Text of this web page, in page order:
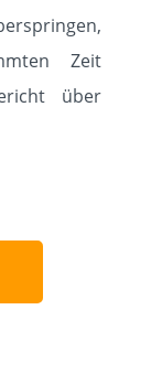
Zeit
über